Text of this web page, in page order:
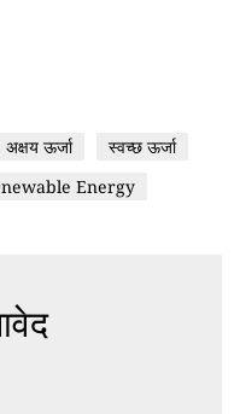
अक्षय ऊर्जा
स्वच्छ ऊर्जा
Energy